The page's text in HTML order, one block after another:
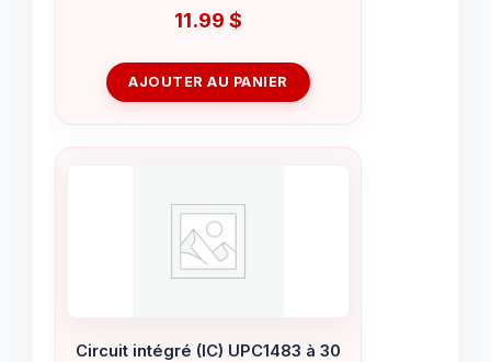
11.99 $
AJOUTER AU PANIER
Circuit intégré (IC) UPC1483 à 30